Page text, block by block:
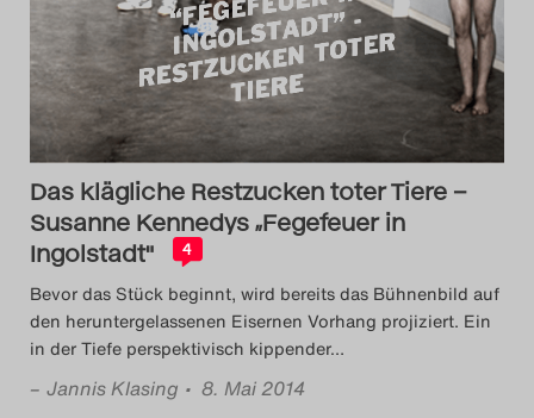
Das Theatertreffen-Blog
2014
Das Theatertreffen-Blog
2015
Das Theatertreffen-Blog
2016
Das Theatertreffen-Blog
Das klägliche Restzucken toter Tiere –
Susanne Kennedys „Fegefeuer in
Ingolstadt"
4
Bevor das Stück beginnt, wird bereits das Bühnenbild auf
den heruntergelassenen Eisernen Vorhang projiziert. Ein
in der Tiefe perspektivisch kippender…
– Jannis Klasing • 8. Mai 2014